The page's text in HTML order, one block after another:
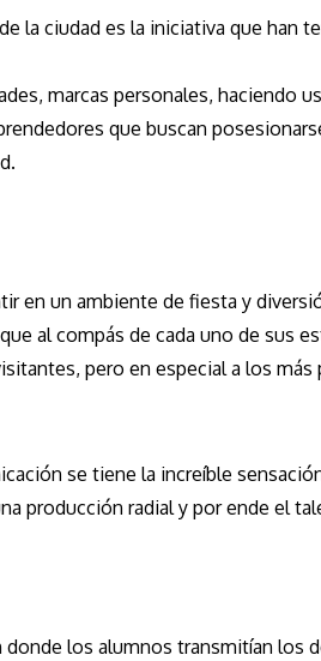
la ciudad es la iniciativa que han
marcas personales, haciendo
que buscan
en un ambiente de fiesta y
al compás de cada uno de sus
pero en especial a los más
se tiene la increíble
producción radial y por ende el
los alumnos transmitían los